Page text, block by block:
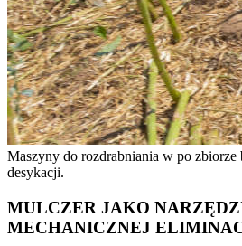
Maszyny do rozdrabniania w po zbiorze
desykacji.
MULCZER JAKO
MECHANICZNEJ